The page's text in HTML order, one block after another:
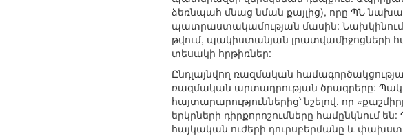
ձեռնպահ մնաց նման քայլից), որը ՊՆ
պատրաստակամության մասին: Նախկինում
թվում, պակիստանյան լրատվամիջոցների
տեսակի հրթիռներ:
Ընդլայնվող ռազմական
ռազմական արտադրության ծրագրերը:
հայտարարություններից՝ նշելով, որ
երկրների դիրքորոշումները
հայկական ուժերի դուրսբերմանը և